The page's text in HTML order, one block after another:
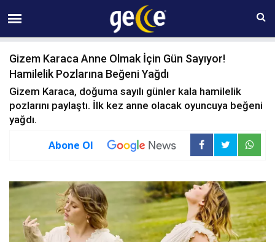
06 AĞUSTOS Perşembe 23:13
Gizem Karaca Anne Olmak İçin Gün Sayıyor!
Hamilelik Pozlarına Beğeni Yağdı
Gizem Karaca, doğuma sayılı günler kala hamilelik
pozlarını paylaştı. İlk kez anne olacak oyuncuya beğeni
yağdı.
Abone Ol